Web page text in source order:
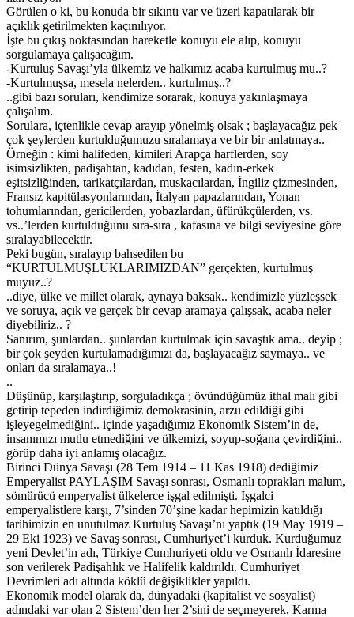
Görülen o ki, bu konuda bir sıkıntı var ve üzeri kapatılarak bir
açıklık getirilmekten kaçınılıyor.
İşte bu çıkış noktasından hareketle konuyu ele alıp, konuyu
sorgulamaya çalışacağım.
-Kurtuluş Savaşı’yla ülkemiz ve halkımız acaba kurtulmuş mu..?
-Kurtulmuşsa, mesela nelerden.. kurtulmuş..?
..gibi bazı soruları, kendimize sorarak, konuya yakınlaşmaya
çalışalım.
Sorulara, içtenlikle cevap arayıp yönelmiş olsak ; başlayacağız pek
çok şeylerden kurtulduğumuzu sıralamaya ve bir bir anlatmaya..
Örneğin : kimi halifeden, kimileri Arapça harflerden, soy
isimsizlikten, padişahtan, kadıdan, festen, kadın-erkek
eşitsizliğinden, tarikatçılardan, muskacılardan, İngiliz çizmesinden,
Fransız kapitülasyonlarından, İtalyan papazlarından, Yonan
tohumlarından, gericilerden, yobazlardan, üfürükçülerden, vs.
vs..’lerden kurtulduğunu sıra-sıra , kafasına ve bilgi seviyesine göre
sıralayabilecektir.
Peki bugün, sıralayıp bahsedilen bu
“KURTULMUŞLUKLARIMIZDAN” gerçekten, kurtulmuş
muyuz..?
..diye, ülke ve millet olarak, aynaya baksak.. kendimizle yüzleşsek
ve soruya, açık ve gerçek bir cevap aramaya çalışsak, acaba neler
diyebiliriz.. ?
Sanırım, şunlardan.. şunlardan kurtulmak için savaştık ama.. deyip ;
bir çok şeyden kurtulamadığımızı da, başlayacağız saymaya.. ve
onları da sıralamaya..!
..
Düşünüp, karşılaştırıp, sorguladıkça ; övündüğümüz ithal malı gibi
getirip tepeden indirdiğimiz demokrasinin, arzu edildiği gibi
işleyegelmediğini.. içinde yaşadığımız Ekonomik Sistem’in de,
insanımızı mutlu etmediğini ve ülkemizi, soyup-soğana çevirdiğini..
görüp daha iyi anlamış olacağız.
Birinci Dünya Savaşı (28 Tem 1914 – 11 Kas 1918) dediğimiz
Emperyalist PAYLAŞIM Savaşı sonrası, Osmanlı toprakları malum,
sömürücü emperyalist ülkelerce işgal edilmişti. İşgalci
emperyalistlere karşı, 7’sinden 70’şine kadar hepimizin katıldığı
tarihimizin en unutulmaz Kurtuluş Savaşı’nı yaptık (19 May 1919 –
29 Eki 1923) ve Savaş sonrası, Cumhuriyet’i kurduk. Kurduğumuz
yeni Devlet’in adı, Türkiye Cumhuriyeti oldu ve Osmanlı İdaresine
son verilerek Padişahlık ve Halifelik kaldırıldı. Cumhuriyet
Devrimleri adı altında köklü değişiklikler yapıldı.
Ekonomik model olarak da, dünyadaki (kapitalist ve sosyalist)
adındaki var olan 2 Sistem’den her 2’sini de seçmeyerek, Karma